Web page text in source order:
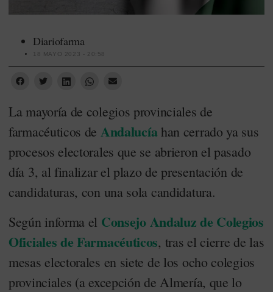
Diariofarma
18 MAYO 2023 - 20:58
La mayoría de colegios provinciales de
farmacéuticos de Andalucíahan cerrado ya sus
procesos electorales que se abrieron el pasado
día 3, al finalizar el plazo de presentación de
candidaturas, con una sola candidatura.
Según informa el Consejo Andaluz de Colegios
Oficiales de Farmacéuticos, tras el cierre de las
mesas electorales en siete de los ocho colegios
provinciales (a excepción de Almería, que lo